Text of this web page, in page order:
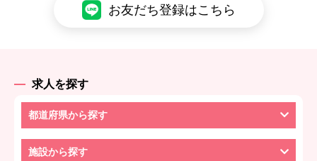
お友だち登録はこちら
求人を探す
都道府県から探す
施設から探す